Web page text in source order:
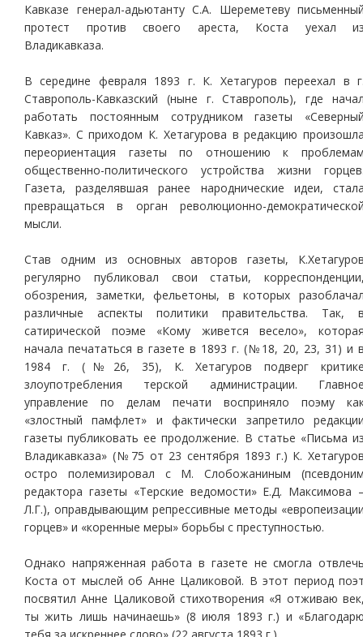
Кавказе генерал-адьютанту С.А. Шереметеву
протест против своего ареста, Коста уехал
Владикавказа.
В середине февраля 1893 г. К. Хетагуров переехал в
Ставрополь-Кавказский (ныне г. Ставрополь), где
работать постоянным сотрудником газеты
Кавказ». С приходом К. Хетагурова в редакцию
переориентация газеты по отношению к
общественно-политического устройства жизни
Газета, разделявшая ранее народнические идеи,
превращаться в орган революционно-
мысли.
Став одним из основных авторов газеты,
регулярно публиковал свои статьи,
обозрения, заметки, фельетоны, в которых
различные аспекты политики правительства. Так,
сатирической поэме «Кому живется весело»,
начала печататься в газете в 1893 г. (№18, 20, 23, 31) и
1984 г. (№26, 35), К. Хетагуров подверг
злоупотребления терской администрации.
управление по делам печати восприняло поэму
«злостный памфлет» и фактически запретило
газеты публиковать ее продолжение. В статье «Письма
Владикавказа» (№75 от 23 сентября 1893 г.) К.
остро полемизировал с М. Слобожаниным
редактора газеты «Терские ведомости» Е.Д. Максимова
Л.Г.), оправдывающим репрессивные методы
горцев» и «коренные меры» борьбы с преступностью.
Однако напряженная работа в газете не смогла
Коста от мыслей об Анне Цаликовой. В этот период
посвятил Анне Цаликовой стихотворения «Я отживаю
ты жить лишь начинаешь» (8 июля 1893 г.) и